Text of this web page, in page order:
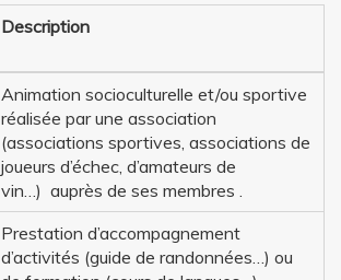
Description
Animation socioculturelle et/ou sportive
réalisée par une association
(associations sportives, associations de
joueurs d’échec, d’amateurs de
vin…) auprès de ses membres .
Prestation d’accompagnement
d’activités (guide de randonnées…) ou